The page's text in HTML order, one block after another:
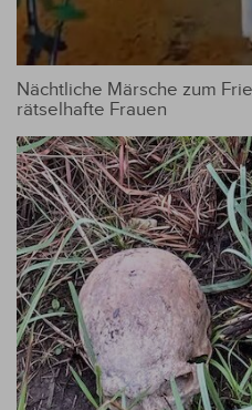
Nächtliche Märsche zum
rätselhafte Frauen